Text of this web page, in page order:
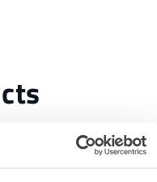
。您可以在页面顶部更